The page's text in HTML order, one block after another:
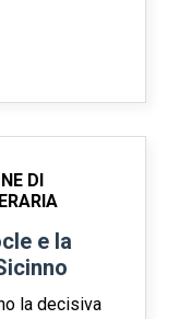
DI
e la
la decisiva